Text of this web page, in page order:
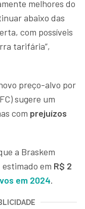
melhores do
abaixo das
com possíveis
tarifária”,
preço-alvo por
sugere um
com prejuízos
a Braskem
em R$ 2
em 2024.